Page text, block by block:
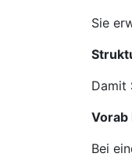
Sie
Damit
Vorab
Bei